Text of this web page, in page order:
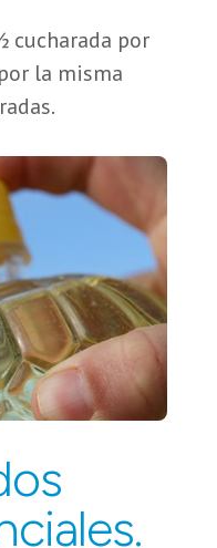
cucharada por
la misma